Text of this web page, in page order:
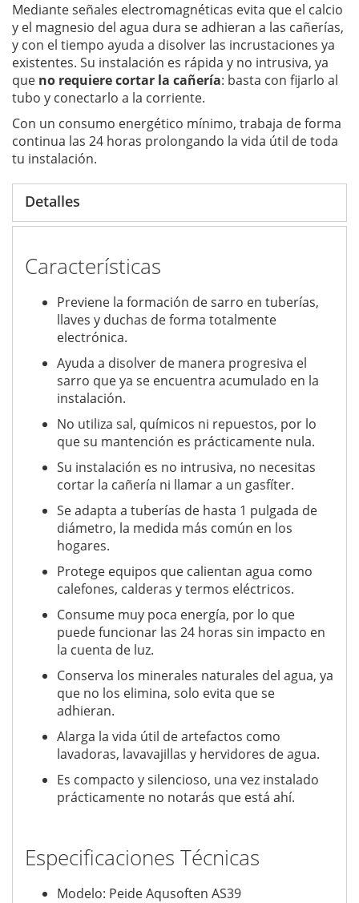
Mediante señales electromagnéticas evita que el calcio
y el magnesio del agua dura se adhieran a las cañerías,
y con el tiempo ayuda a disolver las incrustaciones ya
existentes. Su instalación es rápida y no intrusiva, ya
que no requiere cortar la cañería: basta con fijarlo al
tubo y conectarlo a la corriente.
Con un consumo energético mínimo, trabaja de forma
continua las 24 horas prolongando la vida útil de toda
tu instalación.
Detalles
Características
Previene la formación de sarro en tuberías,
llaves y duchas de forma totalmente
electrónica.
Ayuda a disolver de manera progresiva el
sarro que ya se encuentra acumulado en la
instalación.
No utiliza sal, químicos ni repuestos, por lo
que su mantención es prácticamente nula.
Su instalación es no intrusiva, no necesitas
cortar la cañería ni llamar a un gasfíter.
Se adapta a tuberías de hasta 1 pulgada de
diámetro, la medida más común en los
hogares.
Protege equipos que calientan agua como
calefones, calderas y termos eléctricos.
Consume muy poca energía, por lo que
puede funcionar las 24 horas sin impacto en
la cuenta de luz.
Conserva los minerales naturales del agua, ya
que no los elimina, solo evita que se
adhieran.
Alarga la vida útil de artefactos como
lavadoras, lavavajillas y hervidores de agua.
Es compacto y silencioso, una vez instalado
prácticamente no notarás que está ahí.
Especificaciones Técnicas
Modelo: Peide Aqusoften AS39